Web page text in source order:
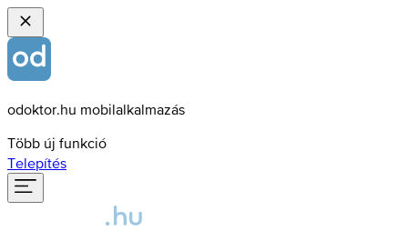
odoktor.hu mobilalkalmazás
Több új funkció
Telepítés